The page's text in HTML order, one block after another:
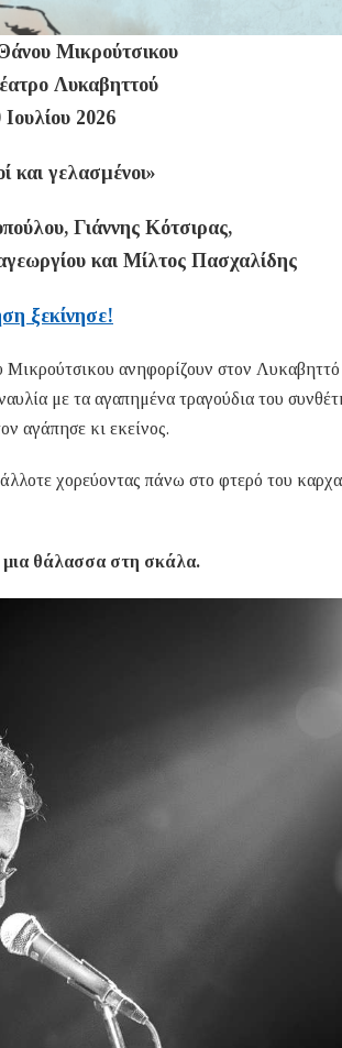
Μικρούτσικου
Λυκαβηττού
2026
και γελασμένοι»
Γιάννης Κότσιρας,
και Μίλτος Πασχαλίδης
ξεκίνησε!
ανηφορίζουν στον
με τα αγαπημένα τραγούδια του
αγάπησε κι εκείνος.
χορεύοντας πάνω στο φτερό του
μια θάλασσα στη σκάλα.